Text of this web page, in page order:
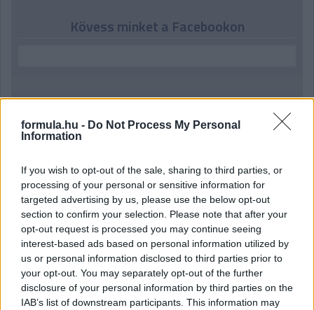
formula.hu - Do Not Process My Personal
Information
If you wish to opt-out of the sale, sharing to third parties, or
processing of your personal or sensitive information for
targeted advertising by us, please use the below opt-out
section to confirm your selection. Please note that after your
opt-out request is processed you may continue seeing
interest-based ads based on personal information utilized by
us or personal information disclosed to third parties prior to
your opt-out. You may separately opt-out of the further
disclosure of your personal information by third parties on the
IAB’s list of downstream participants. This information may
Kövess minket a Facebookon
Parc Fermé
Kerékpáros világbajnokságra kvalifikálta magát Bottas az
F1-es nyári szünetben